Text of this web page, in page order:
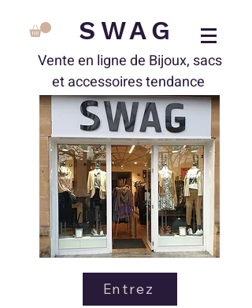
SWAG
Vente en ligne de Bijoux, sacs
et accessoires tendance
Entrez